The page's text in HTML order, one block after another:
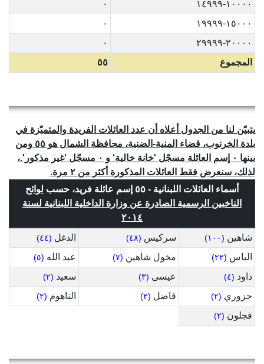
١٠٠٠٠-١٤٩٩٩
٠
١٥٠٠٠-١٩٩٩٩
٠
٢٠٠٠٠-٢٩٩٩٩
٠
المجموع
٥٥
يتبيّن لنا من الجدول أعلاه أن عدد العائلات الفريدة والمتميّزة في
بلدة الخرنوب، قضاء المنية-الضنية، محافظة الشمال هو ٥٥ ومن
بينها ٠ إسم العائلة مسجّل 'خانة خالية' و ٠ مسجّل 'غير مذكور'.،
لذلك، سنعرض فقط العائلات المذكورة أكثر من ٢ مرة.
أسماء العائلات اللبنانية - ٥٥ إسم عائلة فريد، حسب
لوائح
الناخبين الرسمية الصادرة عن وزارة الداخلية اللبنانية لسنة
٢٠١٤
شاهين (١٠٠) سركيس (٤٨) الدغل (٤٤)
الياس (٢٢) مخول شاهين (٧) عبد الله (٥)
داود (٤) عيسى (٣) سعيد (٢)
حزوري (٢) فاضل (٢) الناهوم (٢)
فجلون (٢)